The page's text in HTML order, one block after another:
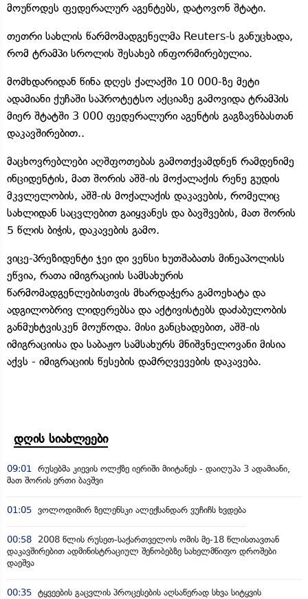
მოუწოდეს ფედერალურ აგენტებს, დატოვონ შტატი.
თეთრი სახლის წარმომადგენელმა Reuters-ს განუცხადა,
რომ ტრამპი სროლის შესახებ ინფორმირებულია.
მომხდარიდან წინა დღეს ქალაქში 10 000-ზე მეტი
ადამიანი ქუჩაში საპროტეტსო აქციაზე გამოვიდა ტრამპის
მიერ შტატში 3 000 ფედერალური აგენტის გაგზავნბასთან
დაკავშირებით..
მაცხოვრებლები აღშფოთებას გამოთქვამდნენ რამდენიმე
ინციდენტის, მათ შორის აშშ-ის მოქალაქის რენე გუდის
მკვლელობის, აშშ-ის მოქალაქის დაკავების, რომელიც
სახლიდან საცვლებით გაიყვანეს და ბავშვების, მათ შორის
5 წლის ბიჭის, დაკავების გამო.
ვიცე-პრეზიდენტი ჯეი დი ვენსი ხუთშაბათს მინეაპოლისს
ეწვია, რათა იმიგრაციის სამსახურის
წარმომადგენლებისთვის მხარდაჭერა გამოეხატა და
ადგილობრივ ლიდერებსა და აქტივისტებს დაძაბულობის
განმუხტვისკენ მოუწოდა. მისი განცხადებით, აშშ-ის
იმიგრაციისა და საბაჟო სამსახურს მნიშვნელოვანი მისია
აქვს - იმიგრაციის წესების დამრღვევების დაკავება.
დღის სიახლეები
09:01
რუსებმა კიევის ოლქზე იერიში მიიტანეს - დაიღუპა 3 ადამიანი,
მათ შორის ერთი ბავშვი
01:05 ვოლოდიმირ ზელენსკი ალექსანდარ ვუჩიჩს ხვდება
00:58
2008 წლის რუსეთ-საქართველოს ომის მე-18 წლისთავთან
დაკავშირებით ადმინისტრაციულ შენობებზე სახელმწიფო დროშები
დაეშვა
00:35 ტყვეების გაცვლის პროცესების აღსაწერად სხვა სიტყვის